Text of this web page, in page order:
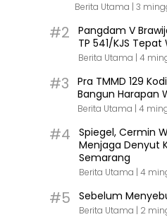
Berita Utama | 3
#2
Pangdam V
TP 541/KJS Tepat
Berita Utama | 4
#3
Pra TMMD 129
Bangun Harapan
Berita Utama | 4
#4
Spiegel, Cermin
Menjaga Denyut
Semarang
Berita Utama | 4
#5 Sebelum
Berita Utama | 2